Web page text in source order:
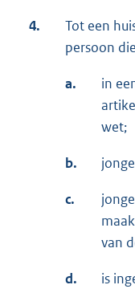
4.
Tot een
persoon
a.
in
wet;
b.
c.
van
d.
is